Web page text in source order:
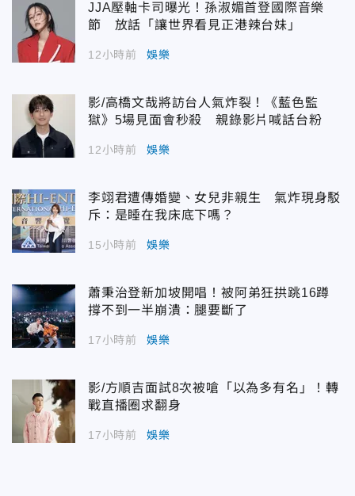
JJA壓軸卡司曝光！孫淑媚首登國際音樂
節 放話「讓世界看見正港辣台妹」
12小時前 娛樂
影/高橋文哉將訪台人氣炸裂！《藍色監
獄》5場見面會秒殺 親錄影片喊話台粉
12小時前 娛樂
李翊君遭傳婚變、女兒非親生 氣炸現身駁
斥：是睡在我床底下嗎？
15小時前 娛樂
蕭秉治登新加坡開唱！被阿弟狂拱跳16蹲
撐不到一半崩潰：腿要斷了
17小時前 娛樂
影/方順吉面試8次被嗆「以為多有名」！轉
戰直播圈求翻身
17小時前 娛樂